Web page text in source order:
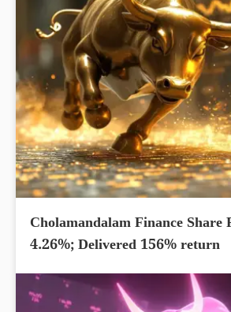
Cholamandalam Finance Share
4.26%; Delivered 156% return